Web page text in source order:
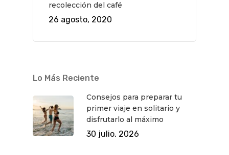
recolección del café
26 agosto, 2020
Lo Más Reciente
Consejos para preparar tu
primer viaje en solitario y
disfrutarlo al máximo
30 julio, 2026